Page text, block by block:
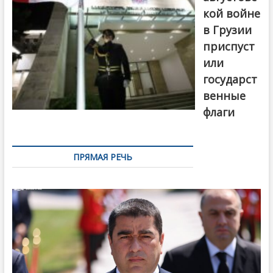
кой войне
в Грузии
приспуст
или
государст
венные
флаги
ПРЯМАЯ РЕЧЬ